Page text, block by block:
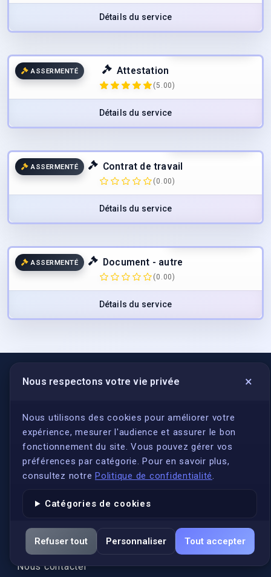
Détails du service
ASSERMENTÉ Attestation
(5.00)
Détails du service
ASSERMENTÉ Contrat de travail
(0.00)
Détails du service
ASSERMENTÉ Document - autre
(0.00)
Détails du service
Nous respectons votre vie privée ×
Nous utilisons des cookies pour améliorer votre
expérience, mesurer l'audience et assurer le bon
fonctionnement du site. Vous pouvez gérer vos
préférences par catégorie. Pour en savoir plus,
consultez notre Politique de confidentialité.
Catégories de cookies
Refuser tout Personnaliser Tout accepter
LIENS UTILES
S'inscrire
Qui sommes-nous ?
Conformité
Annuaires des traducteurs assermentés
Actualités
Services
FAQ
Nous contacter